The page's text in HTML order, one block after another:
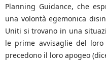
Planning Guidance, che
una volontà egemonica
Uniti si trovano in una
le prime avvisaglie del loro
precedono il loro apogeo